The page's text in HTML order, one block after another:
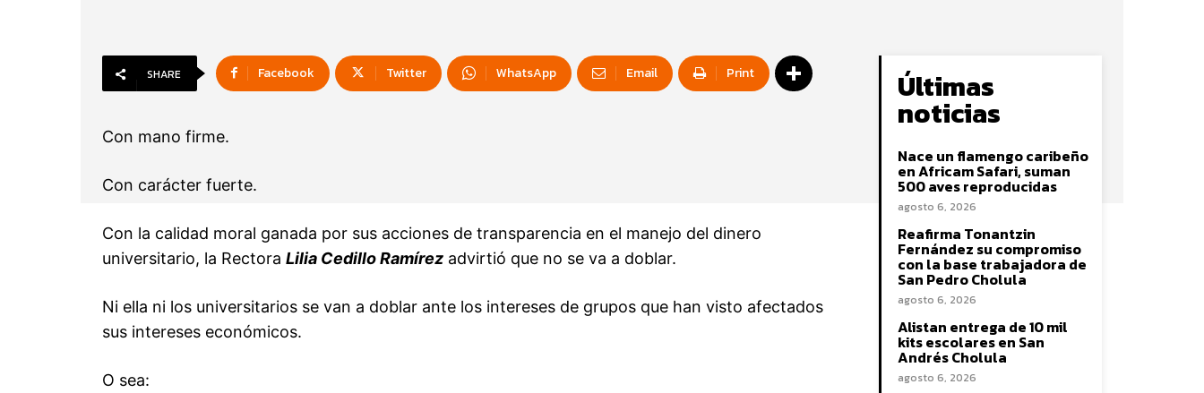
SHARE Facebook Twitter WhatsApp Email Print
Con mano firme.
Con carácter fuerte.
Con la calidad moral ganada por sus acciones de transparencia en el manejo del dinero
universitario, la Rectora Lilia Cedillo Ramírez advirtió que no se va a doblar.
Ni ella ni los universitarios se van a doblar ante los intereses de grupos que han visto afectados
sus intereses económicos.
O sea:
Últimas
noticias
Nace un flamengo caribeño
en Africam Safari, suman
500 aves reproducidas
agosto 6, 2026
Reafirma Tonantzin
Fernández su compromiso
con la base trabajadora de
San Pedro Cholula
agosto 6, 2026
Alistan entrega de 10 mil
kits escolares en San
Andrés Cholula
agosto 6, 2026